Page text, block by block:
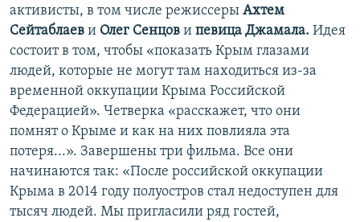
активисты, в том числе режиссеры Ахтем
Сейтаблаев и Олег Сенцов и певица Джамала. Идея
состоит в том, чтобы «показать Крым глазами
людей, которые не могут там находиться из-за
временной оккупации Крыма Российской
Федерацией». Четверка «расскажет, что они
помнят о Крыме и как на них повлияла эта
потеря...». Завершены три фильма. Все они
начинаются так: «После российской оккупации
Крыма в 2014 году полуостров стал недоступен для
тысяч людей. Мы пригласили ряд гостей,